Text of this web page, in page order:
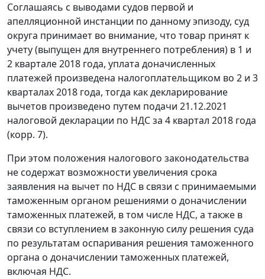
Соглашаясь с выводами судов первой и
апелляционной инстанции по данному эпизоду, суд
округа принимает во внимание, что товар принят к
учету (выпущен для внутреннего потребления) в 1 и
2 квартале 2018 года, уплата доначисленных
платежей произведена налогоплательщиком во 2 и 3
кварталах 2018 года, тогда как декларирование
вычетов произведено путем подачи 21.12.2021
налоговой декларации по НДС за 4 квартал 2018 года
(корр. 7).
При этом положения налогового законодательства
не содержат возможности увеличения срока
заявления на вычет по НДС в связи с принимаемыми
таможенным органом решениями о доначислении
таможенных платежей, в том числе НДС, а также в
связи со вступлением в законную силу решения суда
по результатам оспаривания решения таможенного
органа о доначислении таможенных платежей,
включая НДС.